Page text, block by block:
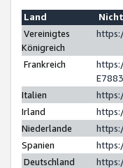
Land
Vereinigtes
Königreich
Frankreich
Italien
Irland
Niederlande
Spanien
Deutschland